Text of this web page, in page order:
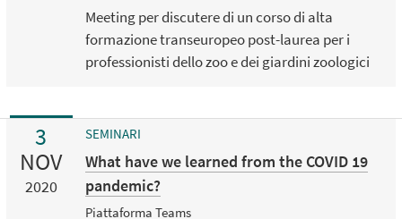
Meeting per discutere di un corso di alta
formazione transeuropeo post-laurea per i
professionisti dello zoo e dei giardini zoologici
3
NOV
2020
SEMINARI
What have we learned from the COVID 19
pandemic?
Piattaforma Teams